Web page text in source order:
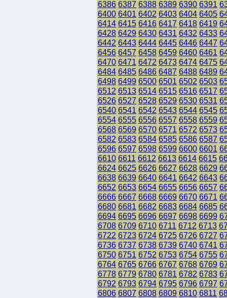
6386 6387 6388 6389 6390 6391
6400 6401 6402 6403 6404 6405
6414 6415 6416 6417 6418 6419
6428 6429 6430 6431 6432 6433
6442 6443 6444 6445 6446 6447
6456 6457 6458 6459 6460 6461
6470 6471 6472 6473 6474 6475
6484 6485 6486 6487 6488 6489
6498 6499 6500 6501 6502 6503
6512 6513 6514 6515 6516 6517
6526 6527 6528 6529 6530 6531
6540 6541 6542 6543 6544 6545
6554 6555 6556 6557 6558 6559
6568 6569 6570 6571 6572 6573
6582 6583 6584 6585 6586 6587
6596 6597 6598 6599 6600 6601
6610 6611 6612 6613 6614 6615
6624 6625 6626 6627 6628 6629
6638 6639 6640 6641 6642 6643
6652 6653 6654 6655 6656 6657
6666 6667 6668 6669 6670 6671
6680 6681 6682 6683 6684 6685
6694 6695 6696 6697 6698 6699
6708 6709 6710 6711 6712 6713
6722 6723 6724 6725 6726 6727
6736 6737 6738 6739 6740 6741
6750 6751 6752 6753 6754 6755
6764 6765 6766 6767 6768 6769
6778 6779 6780 6781 6782 6783
6792 6793 6794 6795 6796 6797
6806 6807 6808 6809 6810 6811